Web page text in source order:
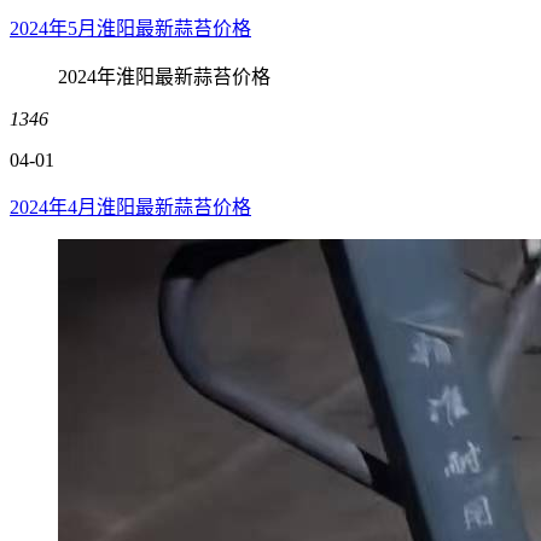
2024年5月淮阳最新蒜苔价格
2024年淮阳最新蒜苔价格
1346
04-01
2024年4月淮阳最新蒜苔价格